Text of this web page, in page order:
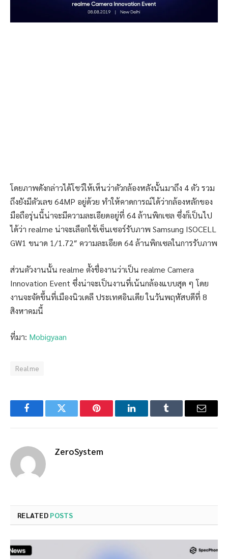
โดยภาพดังกล่าวได้โชว์ให้เห็นว่าตัวกล้องหลังนั้นมาถึง 4 ตัว รวม
ถึงยังมีตัวเลข 64MP อยู่ด้วย ทำให้คาดการณ์ได้ว่ากล้องหลักของ
มือถือรุ่นนี้น่าจะมีความละเอียดอยู่ที่ 64 ล้านพิกเซล ซึ่งก็เป็นไป
ได้ว่า realme น่าจะเลือกใช้เซ็นเซอร์รับภาพ Samsung ISOCELL
GW1 ขนาด 1/1.72″ ความละเอียด 64 ล้านพิกเซลในการรับภาพ
ส่วนตัวงานนั้น realme ตั้งชื่องานว่าเป็น realme Camera
Innovation Event ซึ่งน่าจะเป็นงานที่เน้นกล้องแบบสุด ๆ โดย
งานจะจัดขึ้นที่เมืองนิวเดลี ประเทศอินเดีย ในวันพฤหัสบดีที่ 8
สิงหาคมนี้
ที่มา: Mobigyaan
Realme
FacebookTwitter Pinterest LinkedInTumblr Email
ZeroSystem
RELATED POSTS